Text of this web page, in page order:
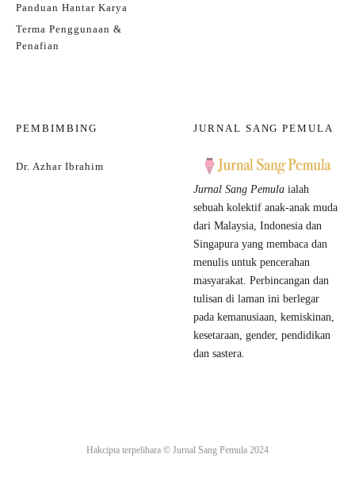
Panduan Hantar Karya
Terma Penggunaan &
Penafian
PEMBIMBING
Dr. Azhar Ibrahim
JURNAL SANG PEMULA
Jurnal Sang Pemula ialah
sebuah kolektif anak-anak muda
dari Malaysia, Indonesia dan
Singapura yang membaca dan
menulis untuk pencerahan
masyarakat. Perbincangan dan
tulisan di laman ini berlegar
pada kemanusiaan, kemiskinan,
kesetaraan, gender, pendidikan
dan sastera.
Hakcipta terpelihara © Jurnal Sang Pemula 2024